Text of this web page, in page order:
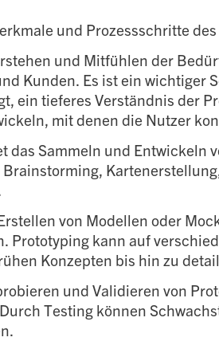
und Prozessschritte
und Mitfühlen der
Kunden. Es ist ein wichtiger
ein tieferes Verständnis der
mit denen die Nutzer
das Sammeln und Entwickeln
von Modellen oder
Prototyping kann auf
Konzepten bis hin zu
und Validieren von
Testing können